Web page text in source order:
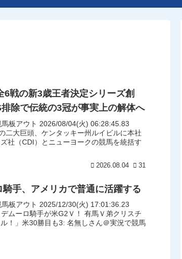
6戦の新3歳王者決定シリーズ創
除で伝統の3冠が事実上の解体へ
板アウト 2026/08/04(火) 06:28:45.83
二大巨頭、ケンタッキー州ルイビルに本社
社（CDI）とニューヨークの競馬を統括す
2026.08.04 31
騎手、アメリカで普通に活躍する
板アウト 2025/12/30(火) 17:01:36.23
ムーロ騎手が米G2Ｖ！ 有馬Ｖ弟クリスチ
！」米30勝目も3: 名無しさん＠実況で競馬